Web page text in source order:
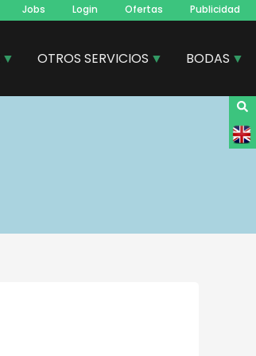
Jobs Login Ofertas Publicidad
OTROS SERVICIOS BODAS